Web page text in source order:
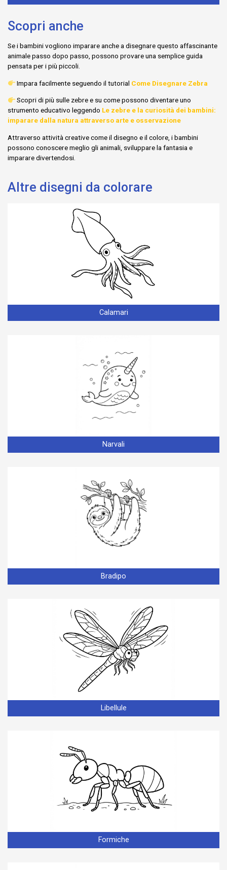
Scopri anche
Se i bambini vogliono imparare anche a disegnare questo affascinante
animale passo dopo passo, possono provare una semplice guida
pensata per i più piccoli.
Impara facilmente seguendo il tutorial Come Disegnare Zebra
Scopri di più sulle zebre e su come possono diventare uno
strumento educativo leggendo Le zebre e la curiosità dei bambini:
imparare dalla natura attraverso arte e osservazione
Attraverso attività creative come il disegno e il colore, i bambini
possono conoscere meglio gli animali, sviluppare la fantasia e
imparare divertendosi.
Altre disegni da colorare
Calamari
Narvali
Bradipo
Libellule
Formiche